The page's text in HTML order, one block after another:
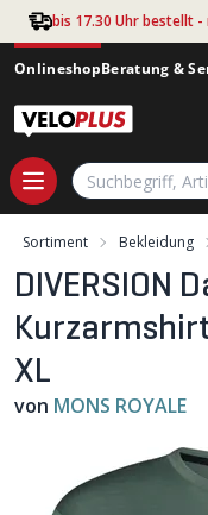
Zum Hauptinhalt
bis 17.30 Uhr bestellt
OnlineshopBeratung &
Sortiment Bekleidung
DIVERSION
XL
von MONS ROYALE